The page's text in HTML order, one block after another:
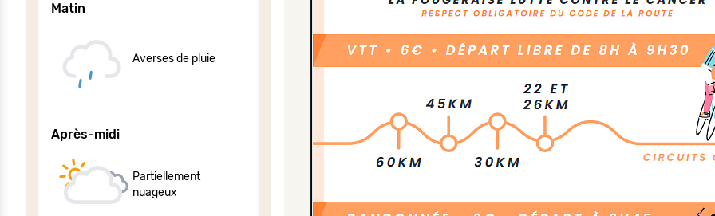
Matin
Averses de pluie
Après-midi
Partiellement
nuageux